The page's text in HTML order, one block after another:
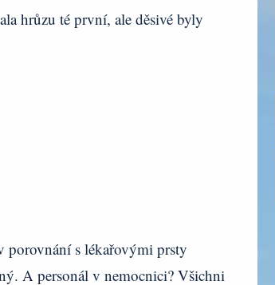
hrůzu té první, ale děsivé byly
porovnání s lékařovými prsty
A personál v nemocnici? Všichni